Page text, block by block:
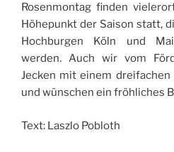
Rosenmontag finden
Höhepunkt der Saison statt,
Hochburgen Köln und
werden. Auch wir vom
Jecken mit einem
und wünschen ein fröhliches
Text: Laszlo Pobloth